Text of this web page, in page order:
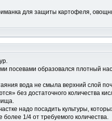
для защиты картофеля,
посевами образовался плотный
вода не смыла верхний слой
без достаточного количества
надо посадить культуры,
1/4 от требуемого количества.